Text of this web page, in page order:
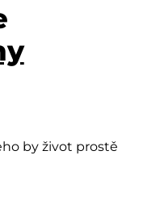
by život prostě